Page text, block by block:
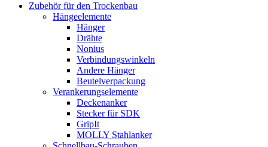
Zubehör für den Trockenbau
Hängeelemente
Hänger
Drähte
Nonius
Verbindungswinkeln
Andere Hänger
Beutelverpackung
Verankerungselemente
Deckenanker
Stecker für SDK
GripIt
MOLLY Stahlanker